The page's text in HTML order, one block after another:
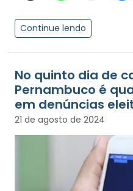
Continue lendo
No quinto dia de
Pernambuco é
em denúncias
21 de agosto de 2024